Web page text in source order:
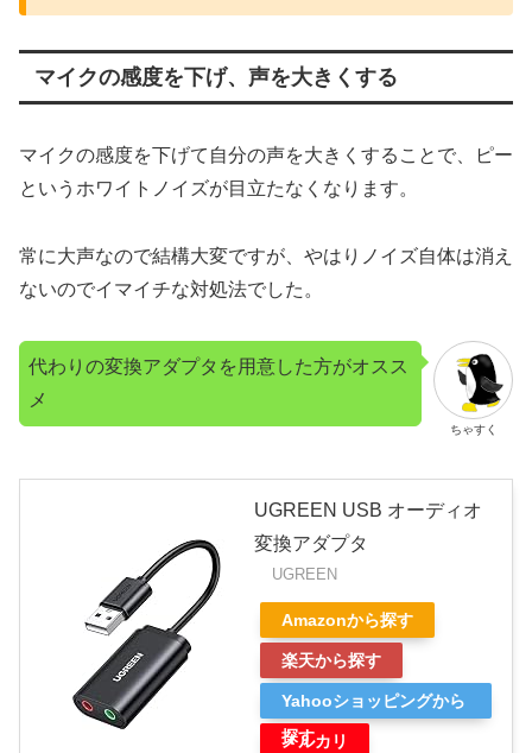
マイクの感度を下げ、声を大きくする
マイクの感度を下げて自分の声を大きくすることで、ピー
というホワイトノイズが目立たなくなります。
常に大声なので結構大変ですが、やはりノイズ自体は消え
ないのでイマイチな対処法でした。
ちゃすく
代わりの変換アダプタを用意した方がオスス
メ
UGREEN USB オーディオ
変換アダプタ
UGREEN
Amazonから探す
楽天から探す
Yahooショッピングから
探す
メルカリ